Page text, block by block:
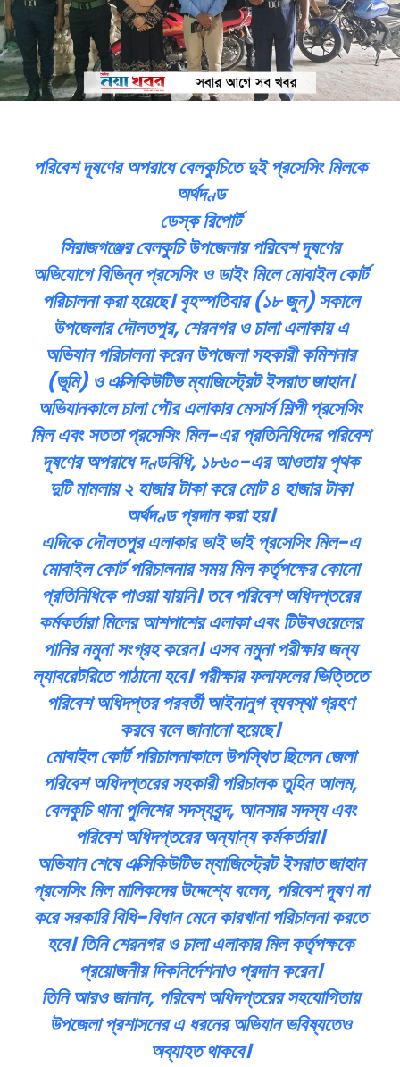
সারাদেশ
সাতক্ষীরা সদর
আশাশুনি
দেবহাটা তালা
কলারোয়া
পরিবেশ দূষণের অপরাধে বেলকুচিতে দুই প্রসেসিং মিলকে
অর্থদণ্ড
ডেস্ক রিপোর্ট
সিরাজগঞ্জের বেলকুচি উপজেলায় পরিবেশ দূষণের
অভিযোগে বিভিন্ন প্রসেসিং ও ডাইং মিলে মোবাইল কোর্ট
পরিচালনা করা হয়েছে। বৃহস্পতিবার (১৮ জুন) সকালে
উপজেলার দৌলতপুর, শেরনগর ও চালা এলাকায় এ
অভিযান পরিচালনা করেন উপজেলা সহকারী কমিশনার
(ভূমি) ও এক্সিকিউটিভ ম্যাজিস্ট্রেট ইসরাত জাহান।
অভিযানকালে চালা পৌর এলাকার মেসার্স শিল্পী প্রসেসিং
মিল এবং সততা প্রসেসিং মিল-এর প্রতিনিধিদের পরিবেশ
দূষণের অপরাধে দণ্ডবিধি, ১৮৬০-এর আওতায় পৃথক
দুটি মামলায় ২ হাজার টাকা করে মোট ৪ হাজার টাকা
অর্থদণ্ড প্রদান করা হয়।
এদিকে দৌলতপুর এলাকার ভাই ভাই প্রসেসিং মিল-এ
মোবাইল কোর্ট পরিচালনার সময় মিল কর্তৃপক্ষের কোনো
প্রতিনিধিকে পাওয়া যায়নি। তবে পরিবেশ অধিদপ্তরের
কর্মকর্তারা মিলের আশপাশের এলাকা এবং টিউবওয়েলের
পানির নমুনা সংগ্রহ করেন। এসব নমুনা পরীক্ষার জন্য
ল্যাবরেটরিতে পাঠানো হবে। পরীক্ষার ফলাফলের ভিত্তিতে
পরিবেশ অধিদপ্তর পরবর্তী আইনানুগ ব্যবস্থা গ্রহণ
করবে বলে জানানো হয়েছে।
মোবাইল কোর্ট পরিচালনাকালে উপস্থিত ছিলেন জেলা
পরিবেশ অধিদপ্তরের সহকারী পরিচালক তুহিন আলম,
বেলকুচি থানা পুলিশের সদস্যবৃন্দ, আনসার সদস্য এবং
পরিবেশ অধিদপ্তরের অন্যান্য কর্মকর্তারা।
অভিযান শেষে এক্সিকিউটিভ ম্যাজিস্ট্রেট ইসরাত জাহান
প্রসেসিং মিল মালিকদের উদ্দেশ্যে বলেন, পরিবেশ দূষণ না
করে সরকারি বিধি-বিধান মেনে কারখানা পরিচালনা করতে
হবে। তিনি শেরনগর ও চালা এলাকার মিল কর্তৃপক্ষকে
প্রয়োজনীয় দিকনির্দেশনাও প্রদান করেন।
তিনি আরও জানান, পরিবেশ অধিদপ্তরের সহযোগিতায়
উপজেলা প্রশাসনের এ ধরনের অভিযান ভবিষ্যতেও
অব্যাহত থাকবে।